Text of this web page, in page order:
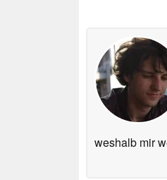
weshalb mir